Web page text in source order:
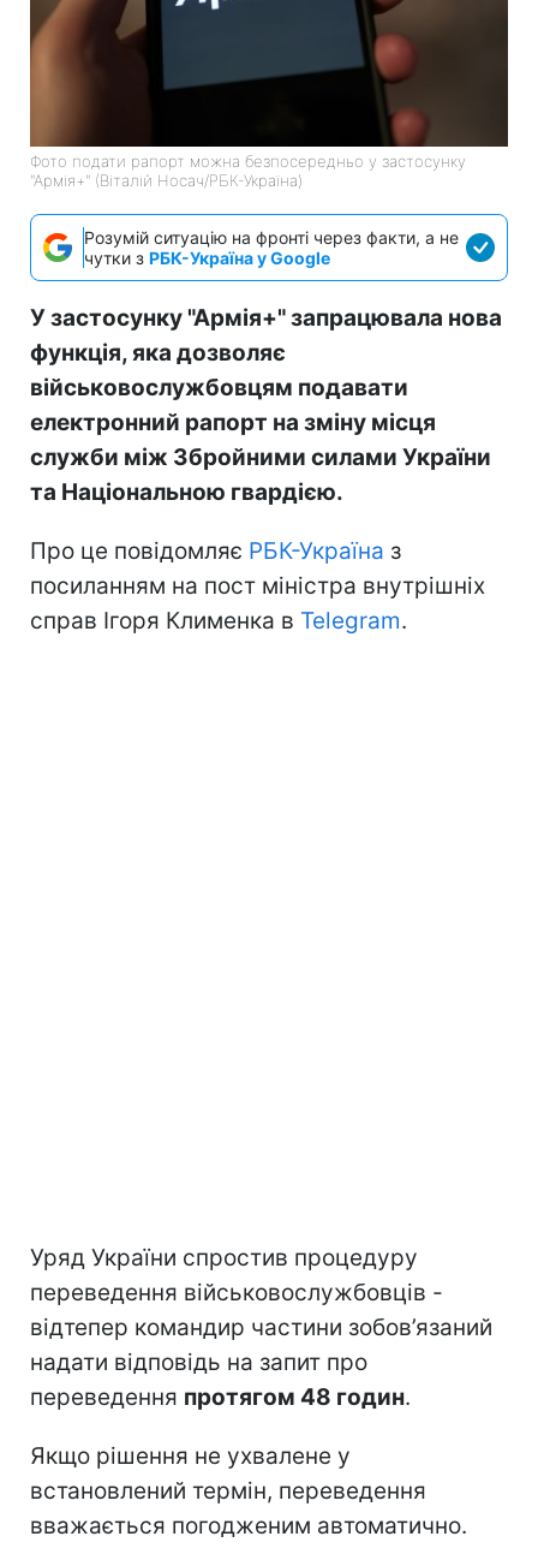
Фото подати рапорт можна безпосередньо у застосунку
"Армія+" (Віталій Носач/РБК-Україна)
Розумій ситуацію на фронті через факти, а не
чутки з РБК-Україна у Google
У застосунку "Армія+" запрацювала нова
функція, яка дозволяє
військовослужбовцям подавати
електронний рапорт на зміну місця
служби між Збройними силами України
та Національною гвардією.
Про це повідомляє РБК-Україна з
посиланням на пост міністра внутрішніх
справ Ігоря Клименка в Telegram.
Уряд України спростив процедуру
переведення військовослужбовців -
відтепер командир частини зобов’язаний
надати відповідь на запит про
переведення протягом 48 годин.
Якщо рішення не ухвалене у
встановлений термін, переведення
вважається погодженим автоматично.